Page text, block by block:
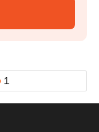
1